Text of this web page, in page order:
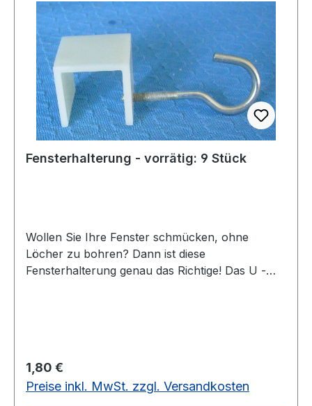
Fensterhalterung - vorrätig: 9 Stück
Wollen Sie Ihre Fenster schmücken, ohne
Löcher zu bohren? Dann ist diese
Fensterhalterung genau das Richtige! Das U -
dekorieren.
Regulärer Preis:
1,80 €
Preise inkl. MwSt. zzgl. Versandkosten